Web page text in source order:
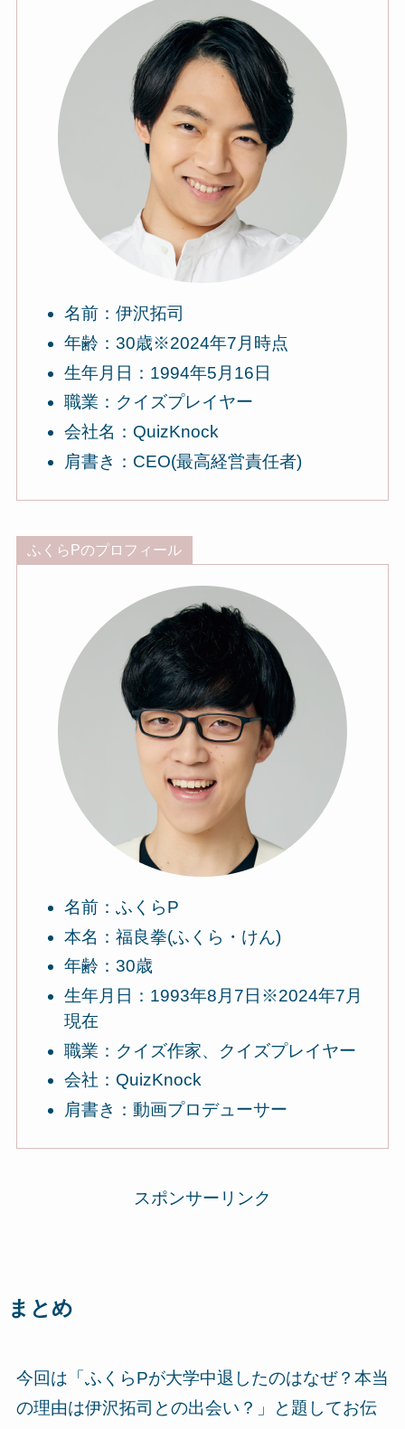
名前：伊沢拓司
年齢：30歳※2024年7月時点
生年月日：1994年5月16日
職業：クイズプレイヤー
会社名：QuizKnock
肩書き：CEO(最高経営責任者)
ふくらPのプロフィール
名前：ふくらP
本名：福良拳(ふくら・けん)
年齢：30歳
生年月日：1993年8月7日※2024年7月
現在
職業：クイズ作家、クイズプレイヤー
会社：QuizKnock
肩書き：動画プロデューサー
スポンサーリンク
まとめ
今回は「ふくらPが大学中退したのはなぜ？本当
の理由は伊沢拓司との出会い？」と題してお伝